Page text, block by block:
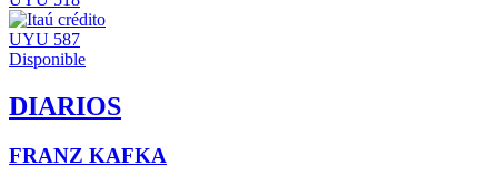
UYU 587
Disponible
DIARIOS
FRANZ KAFKA